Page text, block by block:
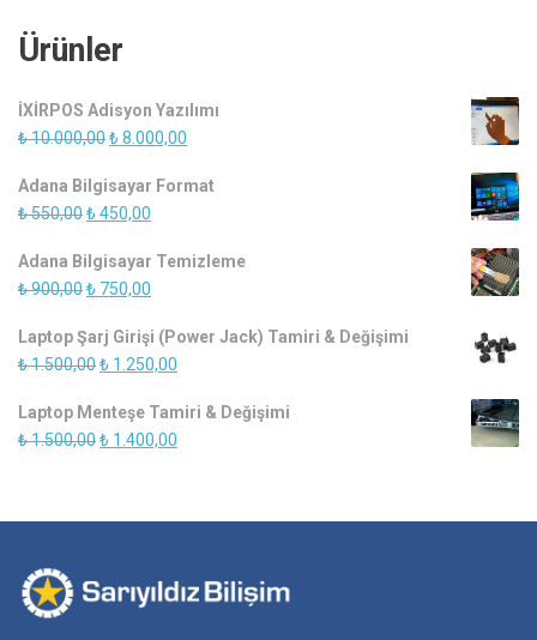
Ürünler
İXİRPOS Adisyon Yazılımı
₺10.000,00Orijinal
₺ 10.000,00.
₺8.000,00
fiyat:
Adana Bilgisayar Format
₺550,00Orijinal
₺ 550,00.
₺450,00
fiyat:
₺ 450,00.
Adana Bilgisayar Temizleme
₺900,00Orijinal
₺ 900,00.
₺ 750,00
fiyat:
₺ 750,00.
Laptop Şarj Girişi (Power Jack) Tamiri & Değişimi
₺1.500,00Orijinal
₺ 1.500,00.
₺ 1.250,00
fiyat:
₺ 1.250,00.
Laptop Menteşe Tamiri & Değişimi
₺1.500,00Orijinal
₺ 1.400,00
₺ 1.400,00.